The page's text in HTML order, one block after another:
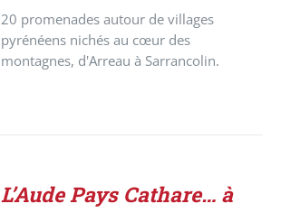
20 promenades autour de villages
pyrénéens nichés au cœur des
montagnes, d'Arreau à Sarrancolin.
L’Aude Pays Cathare… à